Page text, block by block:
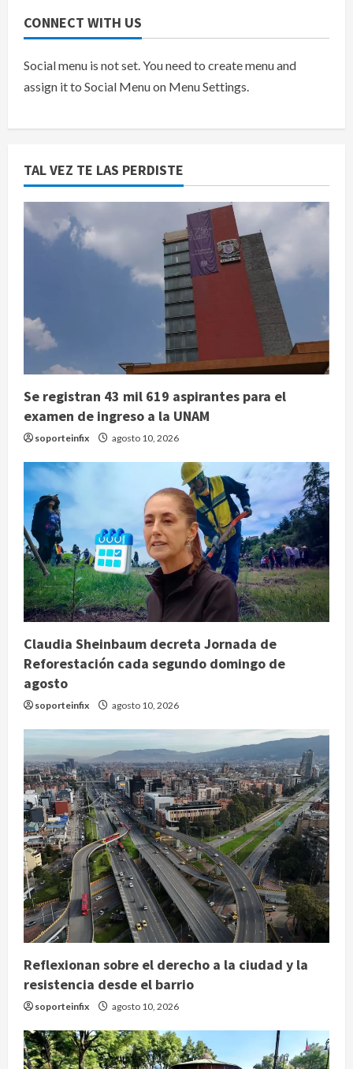
CONNECT WITH US
Social menu is not set. You need to create menu and
assign it to Social Menu on Menu Settings.
TAL VEZ TE LAS PERDISTE
Se registran 43 mil 619 aspirantes para el
examen de ingreso a la UNAM
soporteinfix agosto 10, 2026
Claudia Sheinbaum decreta Jornada de
Reforestación cada segundo domingo de
agosto
soporteinfix agosto 10, 2026
Reflexionan sobre el derecho a la ciudad y la
resistencia desde el barrio
soporteinfix agosto 10, 2026